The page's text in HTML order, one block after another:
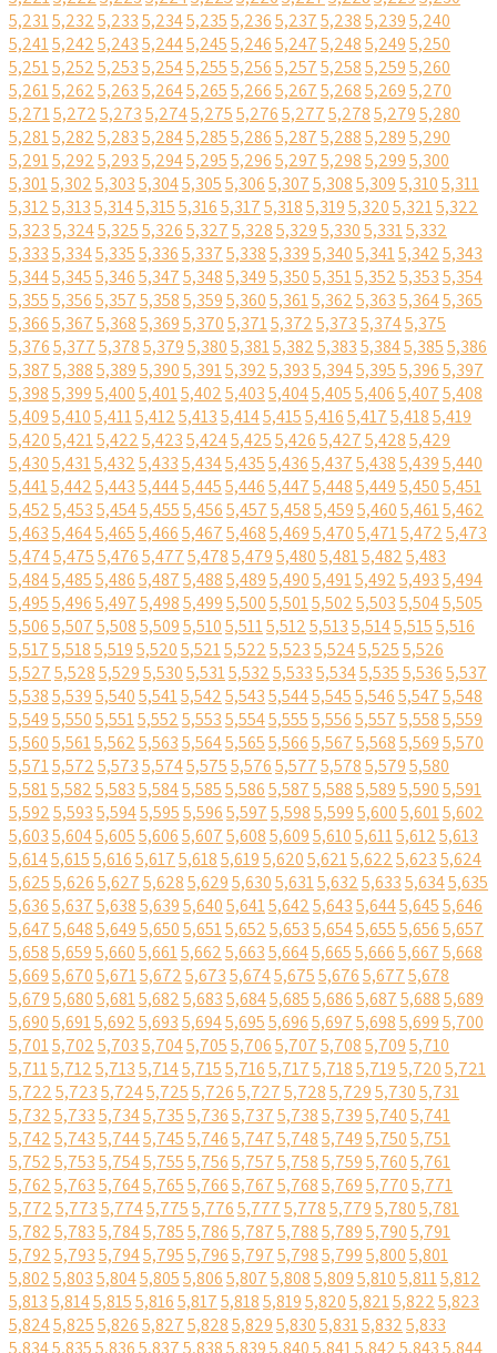
5,2315,2325,2335,2345,2355,2365,2375,2385,2395,240
5,2415,2425,2435,2445,2455,2465,2475,2485,2495,250
5,2515,2525,2535,2545,2555,2565,2575,2585,2595,260
5,2615,2625,2635,2645,2655,2665,2675,2685,2695,270
5,2715,2725,2735,2745,2755,2765,2775,2785,2795,280
5,2815,2825,2835,2845,2855,2865,2875,2885,2895,290
5,2915,2925,2935,2945,2955,2965,2975,2985,2995,300
5,3015,3025,3035,3045,3055,3065,3075,3085,3095,3105,311
5,3125,3135,3145,3155,3165,3175,3185,3195,3205,3215,322
5,3235,3245,3255,3265,3275,3285,3295,3305,3315,332
5,3335,3345,3355,3365,3375,3385,3395,3405,3415,3425,343
5,3445,3455,3465,3475,3485,3495,3505,3515,3525,3535,354
5,3555,3565,3575,3585,3595,3605,3615,3625,3635,3645,365
5,3665,3675,3685,3695,3705,3715,3725,3735,3745,375
5,3765,3775,3785,3795,3805,3815,3825,3835,3845,3855,386
5,3875,3885,3895,3905,3915,3925,3935,3945,3955,3965,397
5,3985,3995,4005,4015,4025,4035,4045,4055,4065,4075,408
5,4095,4105,4115,4125,4135,4145,4155,4165,4175,4185,419
5,4205,4215,4225,4235,4245,4255,4265,4275,4285,429
5,4305,4315,4325,4335,4345,4355,4365,4375,4385,4395,440
5,4415,4425,4435,4445,4455,4465,4475,4485,4495,4505,451
5,4525,4535,4545,4555,4565,4575,4585,4595,4605,4615,462
5,4635,4645,4655,4665,4675,4685,4695,4705,4715,4725,473
5,4745,4755,4765,4775,4785,4795,4805,4815,4825,483
5,4845,4855,4865,4875,4885,4895,4905,4915,4925,4935,494
5,4955,4965,4975,4985,4995,5005,5015,5025,5035,5045,505
5,5065,5075,5085,5095,5105,5115,5125,5135,5145,5155,516
5,5175,5185,5195,5205,5215,5225,5235,5245,5255,526
5,5275,5285,5295,5305,5315,5325,5335,5345,5355,5365,537
5,5385,5395,5405,5415,5425,5435,5445,5455,5465,5475,548
5,5495,5505,5515,5525,5535,5545,5555,5565,5575,5585,559
5,5605,5615,5625,5635,5645,5655,5665,5675,5685,5695,570
5,5715,5725,5735,5745,5755,5765,5775,5785,5795,580
5,5815,5825,5835,5845,5855,5865,5875,5885,5895,5905,591
5,5925,5935,5945,5955,5965,5975,5985,5995,6005,6015,602
5,6035,6045,6055,6065,6075,6085,6095,6105,6115,6125,613
5,6145,6155,6165,6175,6185,6195,6205,6215,6225,6235,624
5,6255,6265,6275,6285,6295,6305,6315,6325,6335,6345,635
5,6365,6375,6385,6395,6405,6415,6425,6435,6445,6455,646
5,6475,6485,6495,6505,6515,6525,6535,6545,6555,6565,657
5,6585,6595,6605,6615,6625,6635,6645,6655,6665,6675,668
5,6695,6705,6715,6725,6735,6745,6755,6765,6775,678
5,6795,6805,6815,6825,6835,6845,6855,6865,6875,6885,689
5,6905,6915,6925,6935,6945,6955,6965,6975,6985,6995,700
5,7015,7025,7035,7045,7055,7065,7075,7085,7095,710
5,7115,7125,7135,7145,7155,7165,7175,7185,7195,7205,721
5,7225,7235,7245,7255,7265,7275,7285,7295,7305,731
5,7325,7335,7345,7355,7365,7375,7385,7395,7405,741
5,7425,7435,7445,7455,7465,7475,7485,7495,7505,751
5,7525,7535,7545,7555,7565,7575,7585,7595,7605,761
5,7625,7635,7645,7655,7665,7675,7685,7695,7705,771
5,7725,7735,7745,7755,7765,7775,7785,7795,7805,781
5,7825,7835,7845,7855,7865,7875,7885,7895,7905,791
5,7925,7935,7945,7955,7965,7975,7985,7995,8005,801
5,8025,8035,8045,8055,8065,8075,8085,8095,8105,8115,812
5,8135,8145,8155,8165,8175,8185,8195,8205,8215,8225,823
5,8245,8255,8265,8275,8285,8295,8305,8315,8325,833